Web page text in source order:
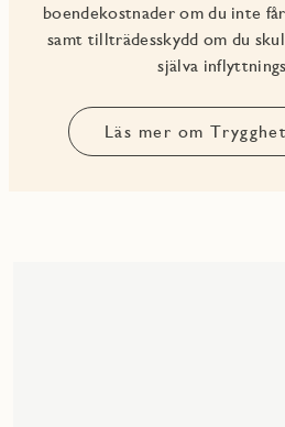
boendekostnader om du inte
samt tillträdesskydd om du
själva
Läs mer om